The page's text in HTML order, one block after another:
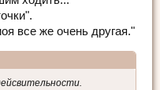
все же очень другая."